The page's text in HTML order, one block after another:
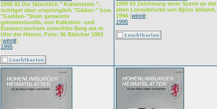
1995 02 Der fälschlich " Kattenstein ",
richtiger aber ursprünglich "Gäden-" bzw.
"Gadden-"Stein genannte
geheimnisvolle, von Kalkstein- und
Eisenerzsuchern zerwühlte Berg am re
Ufer der Hönne. Foto: W. Bleicher 1993
(winnit)
1995
1995 03 Zeichnung einer Szene an der
alten Lennebrücke von Björn Volland,
1994 (winnit)
1995